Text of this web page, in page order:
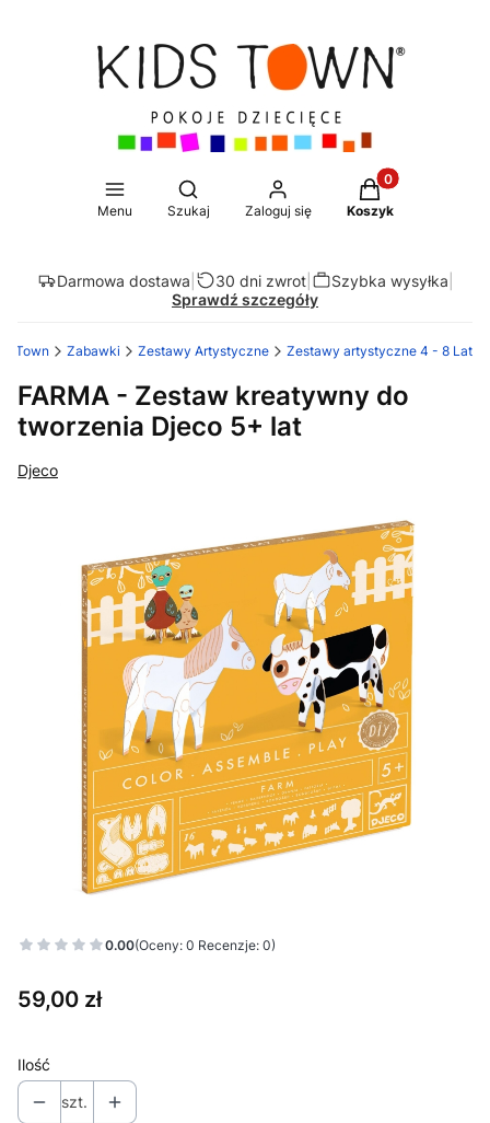
Menu
Otwórz wyszukiwarkę
Szukaj Zaloguj się
Produkty w
Koszyk
Darmowa dostawa 30 dni zwrot| Szybka wysyłka
Sprawdź szczegóły
Town Zabawki Zestawy Artystyczne Zestawy artystyczne 4 - 8 Lat
FARMA - Zestaw kreatywny do
tworzenia Djeco 5+ lat
Djeco
0.00(Oceny: 0 Recenzje: 0)
Cena
59,00 zł
Ilość
szt.